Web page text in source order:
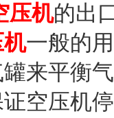
压机的出
一般的
来平衡
空压机